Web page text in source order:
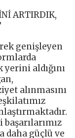
ARTIRDIK,
genişleyen
aldığını
alınmasını
daha güçlü ve